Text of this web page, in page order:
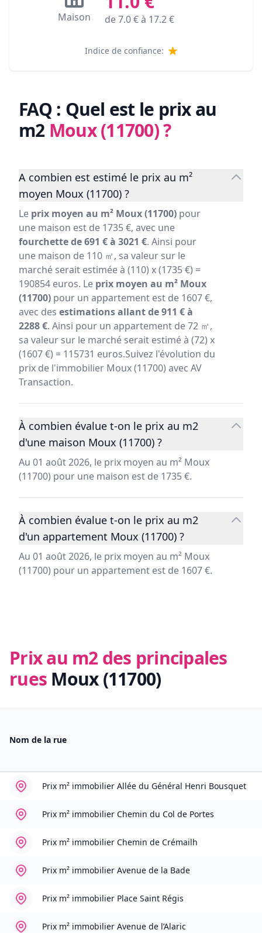
Maison de7.0€ à 17.2€
Indice de confiance:
FAQ : Quel est le prix au
m2 Moux (11700)?
A combien est estimé le prix au m²
moyen Moux (11700) ?
Le prix moyen au m² Moux (11700) pour
une maison est de 1735 €, avec une
fourchette de 691 € à 3021 €. Ainsi pour
une maison de 110 ㎡, sa valeur sur le
marché serait estimée à (110) x (1735 €) =
190854 euros. Le prix moyen au m² Moux
(11700) pour un appartement est de 1607 €,
avec des estimations allant de 911 € à
2288 €. Ainsi pour un appartement de 72 ㎡,
sa valeur sur le marché serait estimé à (72) x
(1607 €) = 115731 euros.Suivez l'évolution du
prix de l'immobilier Moux (11700) avec AV
Transaction.
À combien évalue t-on le prix au m2
d'une maison Moux (11700) ?
Au 01 août 2026, le prix moyen au m² Moux
(11700) pour une maison est de 1735 €.
À combien évalue t-on le prix au m2
d'un appartement Moux (11700) ?
Au 01 août 2026, le prix moyen au m² Moux
(11700) pour un appartement est de 1607 €.
Prix au m2 des principales
rues Moux (11700)
Nom de la rue
Prix m² immobilier Allée du Général Henri Bousquet
Prix m² immobilier Chemin du Col de Portes
Prix m² immobilier Chemin de Crémailh
Prix m² immobilier Avenue de la Bade
Prix m² immobilier Place Saint Régis
Prix m² immobilier Avenue de l’Alaric